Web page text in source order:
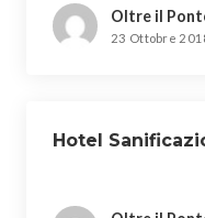
Oltre il
23 Ottobre
Hotel